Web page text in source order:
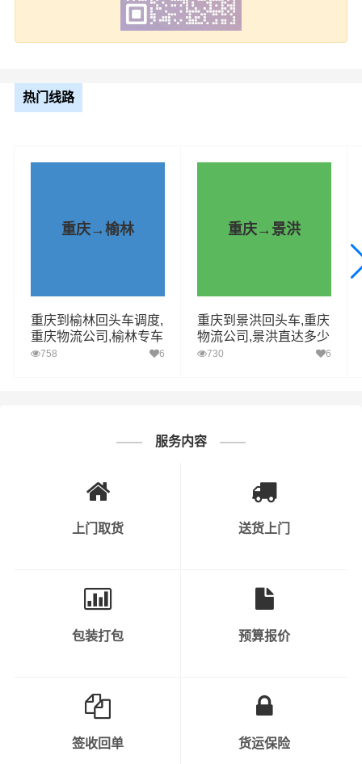
4.2米 电话咨询
13米 1350.87km 电话咨询
1、普通货物：包括电子产品、家居用品、
2、快速消费品：如食品、饮料、化妆品、
大型设备、汽车、农业机械等。
学品、气体、液体、易燃物等。
运输、轿车展览货运。
热门线路
重庆→榆林
重庆到榆林回头车调度,
重庆物流公司,榆林专车
直达
758 6
重庆→景洪
重庆到景洪回头车,重庆
物流公司,景洪直达多少
钱730 6
服务内容
上门取货 送货上门
包装打包 预算报价
签收回单 货运保险